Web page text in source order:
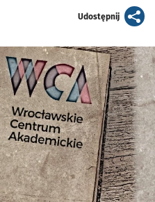
Udostępnijartykuł